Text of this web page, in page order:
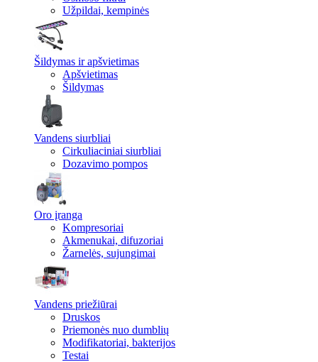
Užpildai, kempinės
Šildymas ir apšvietimas
Apšvietimas
Šildymas
Vandens siurbliai
Cirkuliaciniai siurbliai
Dozavimo pompos
Oro įranga
Kompresoriai
Akmenukai, difuzoriai
Žarnelės, sujungimai
Vandens priežiūrai
Druskos
Priemonės nuo dumblių
Modifikatoriai, bakterijos
Testai